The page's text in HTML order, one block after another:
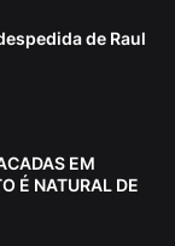
de Raul
EM
É NATURAL DE